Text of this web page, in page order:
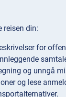
reisen din:
for
og unngå
og lese